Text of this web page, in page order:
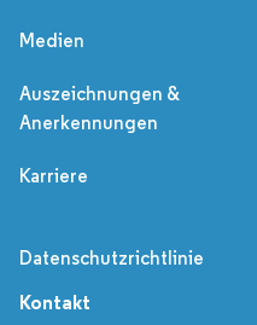
Medien
Auszeichnungen &
Anerkennungen
Karriere
Datenschutzrichtlinie
Kontakt